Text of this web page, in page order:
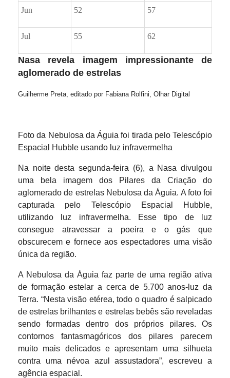
Jun 52 57
Jul 55 62
Nasa revela imagem impressionante de
aglomerado de estrelas
Guilherme Preta, editado por Fabiana Rolfini, Olhar Digital
Foto da Nebulosa da Águia foi tirada pelo Telescópio
Espacial Hubble usando luz infravermelha
Na noite desta segunda-feira (6), a Nasa divulgou
uma bela imagem dos Pilares da Criação do
aglomerado de estrelas Nebulosa da Águia. A foto foi
capturada pelo Telescópio Espacial Hubble,
utilizando luz infravermelha. Esse tipo de luz
consegue atravessar a poeira e o gás que
obscurecem e fornece aos espectadores uma visão
única da região.
A Nebulosa da Águia faz parte de uma região ativa
de formação estelar a cerca de 5.700 anos-luz da
Terra. “Nesta visão etérea, todo o quadro é salpicado
de estrelas brilhantes e estrelas bebês são reveladas
sendo formadas dentro dos próprios pilares. Os
contornos fantasmagóricos dos pilares parecem
muito mais delicados e apresentam uma silhueta
contra uma névoa azul assustadora”, escreveu a
agência espacial.